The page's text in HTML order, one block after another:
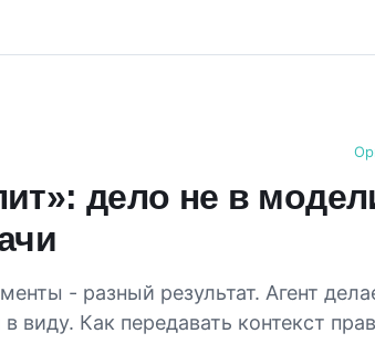
дело не в
- разный результат. Агент
виду. Как передавать контекст